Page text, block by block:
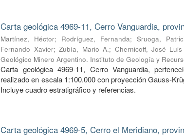
Carta geológica 4969-11, Cerro Vanguardia,
Martínez, Héctor; Rodríguez, Fernanda;Sruoga,
Fernando Xavier;Zubía, Mario A.; Chernicoff, José
Geológico Minero Argentino. Instituto de Geología y
Carta geológica 4969-11, Cerro Vanguardia,
realizado en escala 1:100.000 con proyección Gauss-
Incluye cuadro estratigráfico y referencias.
Carta geológica 4969-5, Cerro el Meridiano,